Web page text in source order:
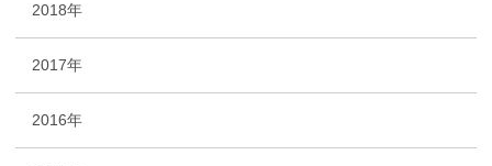
2018年
2017年
2016年